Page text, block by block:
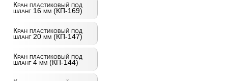
Кран пластиковый под
шланг 16 мм (КП-169)
Кран пластиковый под
шланг 20 мм (КП-147)
Кран пластиковый под
шланг 4 мм (КП-144)